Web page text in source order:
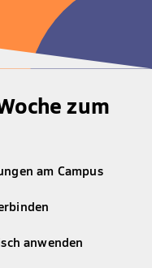
zum
am Campus
anwenden